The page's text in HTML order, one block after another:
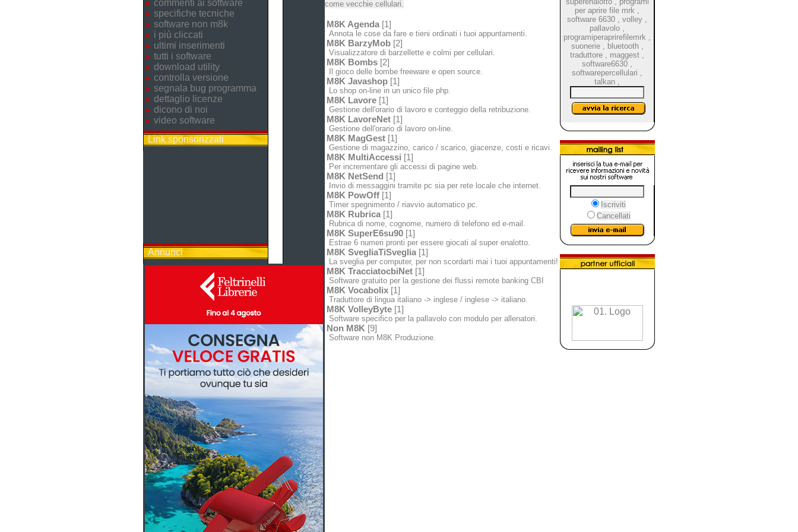
commenti ai software
specifiche tecniche
software non m8k
i più cliccati
ultimi inserimenti
tutti i software
download utility
controlla versione
segnala bug programma
dettaglio licenze
dicono di noi
video software
Link sponsorizzati
Annunci
come vecchie cellulari.
M8K Agenda [1]
Annota le cose da fare e tieni ordinati i tuoi appuntamenti.
M8K BarzyMob [2]
Visualizzatore di barzellette e colmi per cellulari.
M8K Bombs [2]
Il gioco delle bombe freeware e open source.
M8K Javashop [1]
Lo shop on-line in un unico file php.
M8K Lavore [1]
Gestione dell'orario di lavoro e conteggio della retribuzione.
M8K LavoreNet [1]
Gestione dell'orario di lavoro on-line.
M8K MagGest [1]
Gestione di magazzino, carico / scarico, giacenze, costi e ricavi.
M8K MultiAccessi [1]
Per incrementare gli accessi di pagine web.
M8K NetSend [1]
Invio di messaggini tramite pc sia per rete locale che internet.
M8K PowOff [1]
Timer spegnimento / riavvio automatico pc.
M8K Rubrica [1]
Rubrica di nome, cognome, numero di telefono ed e-mail.
M8K SuperE6su90 [1]
Estrae 6 numeri pronti per essere giocati al super enalotto.
M8K SvegliaTiSveglia [1]
La sveglia per computer, per non scordarti mai i tuoi appuntamenti!
M8K TracciatocbiNet [1]
Software gratuito per la gestione dei flussi remote banking CBI
M8K Vocabolix [1]
Traduttore di lingua italiano -> inglese / inglese -> italiano.
M8K VolleyByte [1]
Software specifico per la pallavolo con modulo per allenatori.
Non M8K [9]
Software non M8K Produzione.
per aprire file mrk ,
software 6630 , volley ,
pallavolo ,
programiperaprirefilemrk ,
suonerie , bluetooth ,
traduttore , maggest ,
software6630 ,
softwarepercellulari ,
talkan ,
Iscriviti
Cancellati